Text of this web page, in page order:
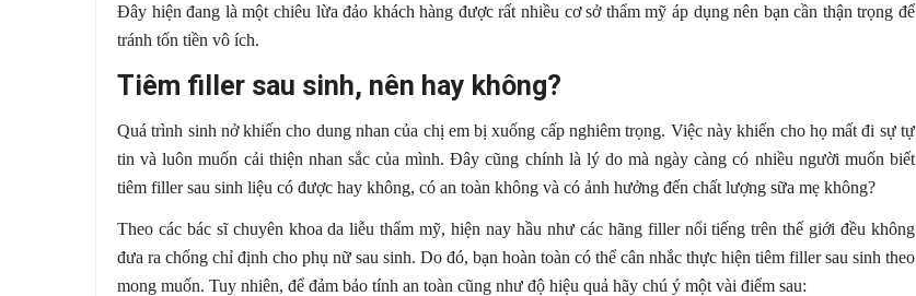
Đây hiện đang là một chiêu lừa đảo khách hàng được rất nhiều cơ sở thẩm mỹ áp dụng nên bạn cần thận trọng để
tránh tốn tiền vô ích.
Tiêm filler sau sinh, nên hay không?
Quá trình sinh nở khiến cho dung nhan của chị em bị xuống cấp nghiêm trọng. Việc này khiến cho họ mất đi sự tự
tin và luôn muốn cải thiện nhan sắc của mình. Đây cũng chính là lý do mà ngày càng có nhiều người muốn biết
tiêm filler sau sinh liệu có được hay không, có an toàn không và có ảnh hưởng đến chất lượng sữa mẹ không?
Theo các bác sĩ chuyên khoa da liễu thẩm mỹ, hiện nay hầu như các hãng filler nổi tiếng trên thế giới đều không
đưa ra chống chỉ định cho phụ nữ sau sinh. Do đó, bạn hoàn toàn có thể cân nhắc thực hiện tiêm filler sau sinh theo
mong muốn. Tuy nhiên, để đảm bảo tính an toàn cũng như độ hiệu quả hãy chú ý một vài điểm sau: